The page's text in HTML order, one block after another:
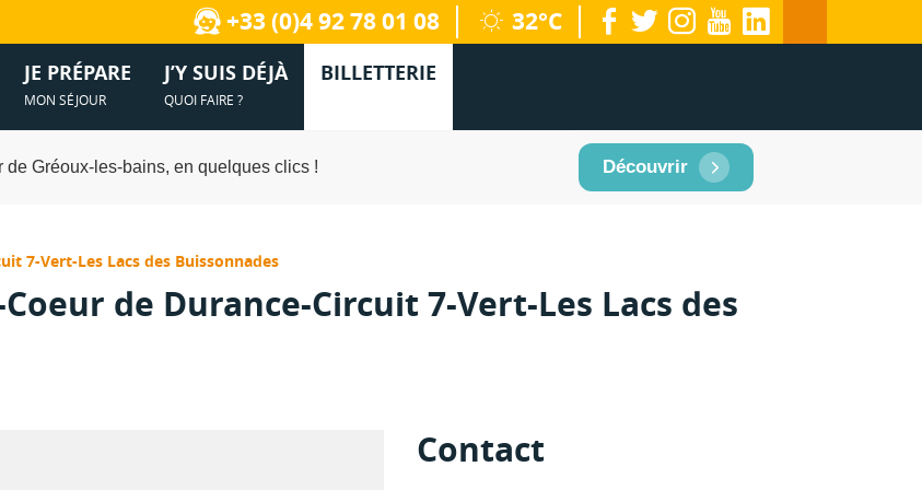
+33 (0)4 92 78 01 08 32°C facebook
twitterinstagram
youtube
Manosque, la cité de Jean Giono
Vidéos de Gréoux-les-Bains et le territoire
Podcast
JE PRÉPARE
MON SÉJOUR
Comment venir à Gréoux-les-Bains ?
Documentations
J’Y SUIS DÉJÀ
QUOI FAIRE ?
Terroir et saveurs
Commerces et services
Informations pratiques
BILLETTERIE
de Gréoux-les-bains, en quelques clics ! Découvrir
7-Vert-Les Lacs des Buissonnades
Coeur de Durance-Circuit 7-Vert-Les Lacs des
Contact